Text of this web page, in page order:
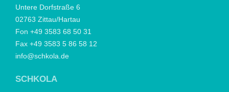
Untere Dorfstraße 6
02763 Zittau/Hartau
Fon +49 3583 68 50 31
Fax +49 3583 5 86 58 12
info@schkola.de
SCHKOLA